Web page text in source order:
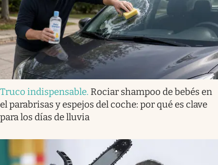
Truco indispensable. Rociar shampoo de bebés en
el parabrisas y espejos del coche: por qué es clave
para los días de lluvia